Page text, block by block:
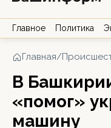
Главное Политика
Главная/
В
«помог»
машину